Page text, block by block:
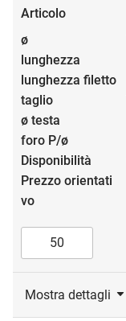
Mostra dettagli